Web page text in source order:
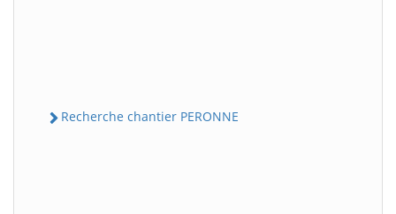
Recherche chantier PERONNE